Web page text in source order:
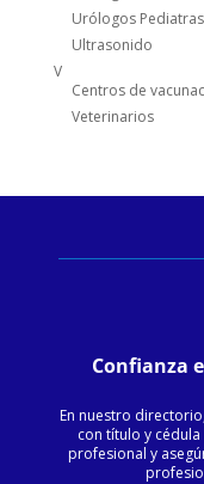
Urólogos Pediatras
Ultrasonido
V
Centros de
Veterinarios
Confianza
En nuestro
con título y
profesional y